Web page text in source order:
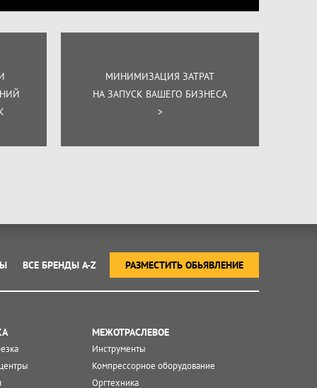
МИНИМИЗАЦИЯ ЗАТРАТ
НА ЗАПУСК ВАШЕГО БИЗНЕСА
>
РАЗМЕСТИТЬ ОБЬЯВЛЕНИЕ
ВСЕ БРЕНДЫ A-Z
МЕЖОТРАСЛЕВОЕ
Инструменты
Компрессорное оборудование
Оргтехника